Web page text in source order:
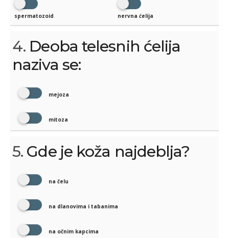
spermatozoid nervna ćelija
4. Deoba telesnih ćelija
naziva se:
mejoza
mitoza
5. Gde je koža najdeblja?
na čelu
na dlanovima i tabanima
na očnim kapcima